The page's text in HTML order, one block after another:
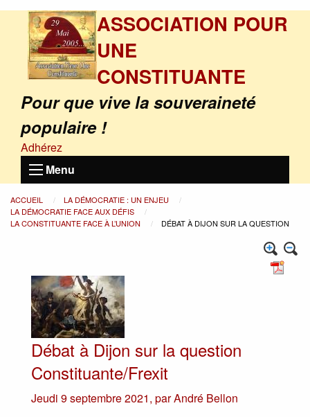
ASSOCIATION POUR
UNE
CONSTITUANTE
Pour que vive la souveraineté
populaire !
Adhérez
Menu
ACCUEIL
LA DÉMOCRATIE : UN ENJEU
LA DÉMOCRATIE FACE AUX DÉFIS
LA CONSTITUANTE FACE À L’UNION
DÉBAT À DIJON SUR LA QUESTION
Débat à Dijon sur la question
Constituante/Frexit
Jeudi 9 septembre 2021, parAndré Bellon